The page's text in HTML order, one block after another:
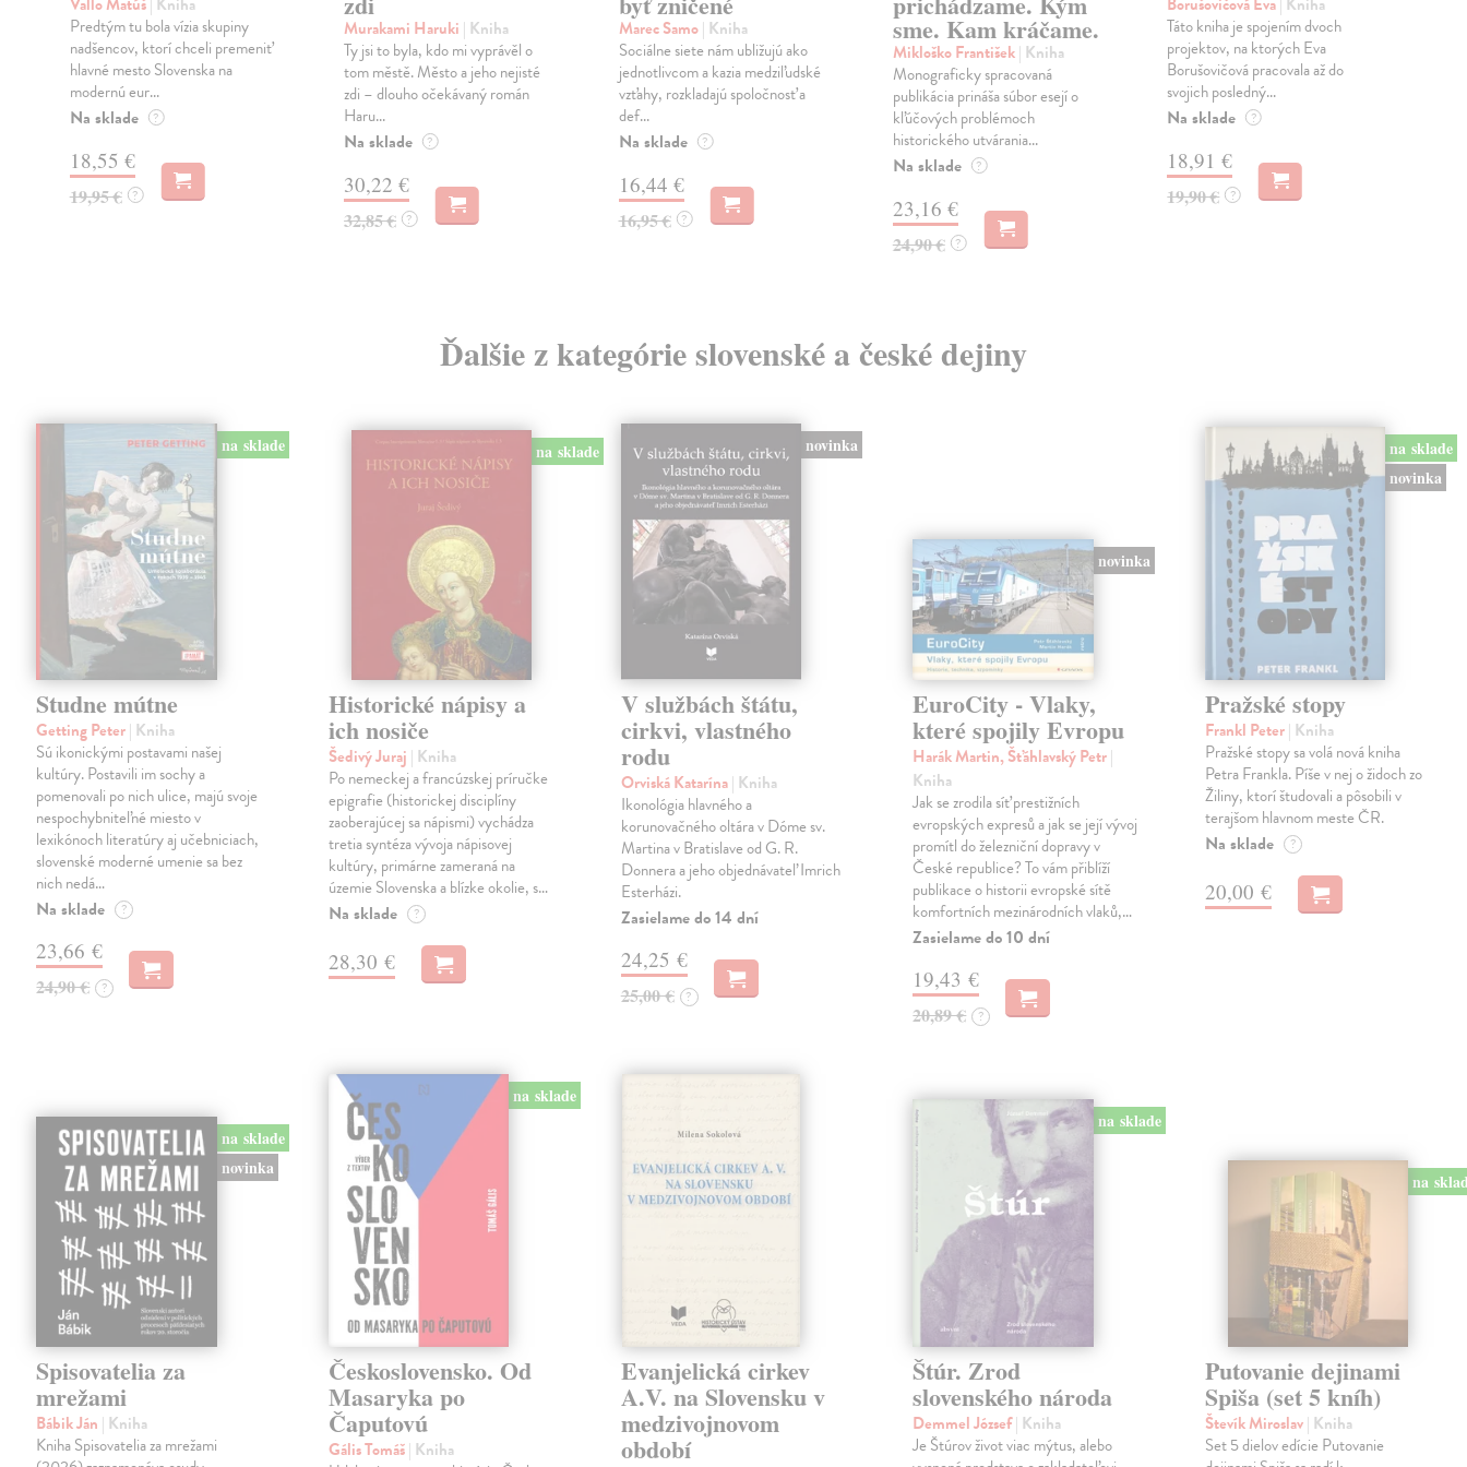
Predtým tu bola vízia skupiny
nadšencov, ktorí chceli premeniť
hlavné mesto Slovenska na
modernú eur...
Na sklade ?
18,55 €
19,95 € ?
Murakami Haruki | Kniha
Ty jsi to byla, kdo mi vyprávěl o
tom městě. Město a jeho nejisté
zdi – dlouho očekávaný román
Haru...
Na sklade ?
30,22 €
32,85 € ?
Marec Samo| Kniha
Sociálne siete nám ubližujú ako
jednotlivcom a kazia medziľudské
vzťahy, rozkladajú spoločnosť a
def...
Na sklade ?
16,44 €
16,95 € ?
sme. Kam kráčame.
Mikloško František| Kniha
Monograficky spracovaná
publikácia prináša súbor esejí o
kľúčových problémoch
historického utvárania...
Na sklade ?
23,16 €
24,90 € ?
Táto kniha je spojením dvoch
projektov, na ktorých Eva
Borušovičová pracovala až do
svojich posledný...
Na sklade ?
18,91 €
19,90 € ?
Ďalšie z kategórie slovenské a české dejiny
na sklade
Studne mútne
Getting Peter| Kniha
Sú ikonickými postavami našej
kultúry. Postavili im sochy a
pomenovali po nich ulice, majú svoje
nespochybniteľné miesto v
lexikónoch literatúry aj učebniciach,
slovenské moderné umenie sa bez
nich nedá…
Na sklade ?
23,66 €
24,90 € ?
na sklade
Historické nápisy a
ich nosiče
Šedivý Juraj | Kniha
Po nemeckej a francúzskej príručke
epigrafie (historickej disciplíny
zaoberajúcej sa nápismi) vychádza
tretia syntéza vývoja nápisovej
kultúry, primárne zameraná na
územie Slovenska a blízke okolie, s…
Na sklade ?
28,30 €
novinka
V službách štátu,
cirkvi, vlastného
rodu
Orviská Katarína| Kniha
Ikonológia hlavného a
korunovačného oltára v Dóme sv.
Martina v Bratislave od G. R.
Donnera a jeho objednávateľ Imrich
Esterházi.
Zasielame do 14 dní
24,25 €
25,00 € ?
novinka
EuroCity - Vlaky,
které spojily Evropu
Harák Martin, Šťáhlavský Petr|
Kniha
Jak se zrodila síť prestižních
evropských expresů a jak se její vývoj
promítl do železniční dopravy v
České republice? To vám přiblíží
publikace o historii evropské sítě
komfortních mezinárodních vlaků,…
Zasielame do 10 dní
19,43 €
20,89 € ?
na sklade
novinka
Pražské stopy
Frankl Peter| Kniha
Pražské stopy sa volá nová kniha
Petra Frankla. Píše v nej o židoch zo
Žiliny, ktorí študovali a pôsobili v
terajšom hlavnom meste ČR.
Na sklade ?
20,00 €
na sklade
novinka
Spisovatelia za
mrežami
Bábik Ján | Kniha
Kniha Spisovatelia za mrežami
na sklade
Československo. Od
Masaryka po
Čaputovú
Gális Tomáš| Kniha
Evanjelická cirkev
A.V. na Slovensku v
medzivojnovom
období
na sklade
Štúr. Zrod
slovenského národa
Demmel József| Kniha
Je Štúrov život viac mýtus, alebo
na
Putovanie dejinami
Spiša (set 5 kníh)
Števík Miroslav| Kniha
Set 5 dielov edície Putovanie